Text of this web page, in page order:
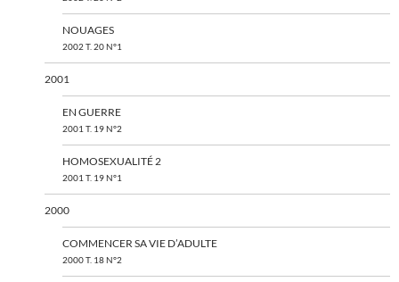
NOUAGES
2002 T. 20 N°1
2001
EN GUERRE
2001 T. 19 N°2
HOMOSEXUALITÉ 2
2001 T. 19 N°1
2000
COMMENCER SA VIE D’ADULTE
2000 T. 18 N°2